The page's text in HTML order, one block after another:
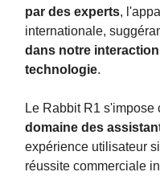
par des experts,
internationale,
dans notre
technologie​.
Le Rabbit R1 s'impose
domaine des
expérience utilisateur
réussite commerciale